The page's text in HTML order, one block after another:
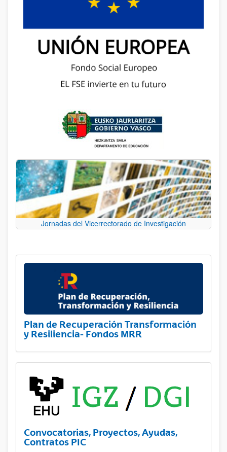
Jornadas del Vicerrectorado de Investigación
Plan de Recuperación Transformación
y Resiliencia- Fondos MRR
Convocatorias, Proyectos, Ayudas,
Contratos PIC